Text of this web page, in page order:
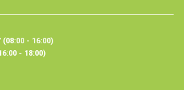
- 16:00)
- 18:00)